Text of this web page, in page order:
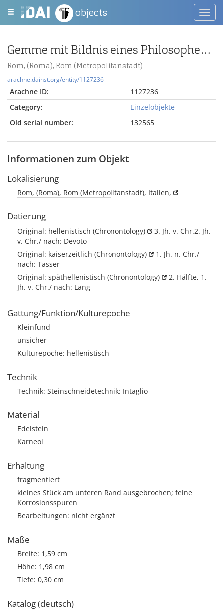
objects
Gemme mit Bildnis eines Philosophen im sokratischen Schema
Rom, (Roma), Rom (Metropolitanstadt)
arachne.dainst.org/entity/1127236
Arachne ID:
1127236
Category:
Einzelobjekte
Old serial number:
132565
Informationen zum Objekt
Lokalisierung
Rom, (Roma), Rom (Metropolitanstadt), Italien,
Datierung
Original: hellenistisch (Chronontology)
3. Jh. v. Chr.2. Jh.
v. Chr./ nach: Devoto
Original: kaiserzeitlich (Chronontology)
1. Jh. n. Chr./
nach: Tasser
Original: späthellenistisch (Chronontology)
2. Hälfte, 1.
Jh. v. Chr./ nach: Lang
Gattung/Funktion/Kulturepoche
Kleinfund
unsicher
Kulturepoche: hellenistisch
Technik
Technik: Steinschneidetechnik: Intaglio
Material
Edelstein
Karneol
Erhaltung
fragmentiert
kleines Stück am unteren Rand ausgebrochen; feine
Korrosionsspuren
Bearbeitungen: nicht ergänzt
Maße
Breite: 1,59 cm
Höhe: 1,98 cm
Tiefe: 0,30 cm
Katalog (deutsch)